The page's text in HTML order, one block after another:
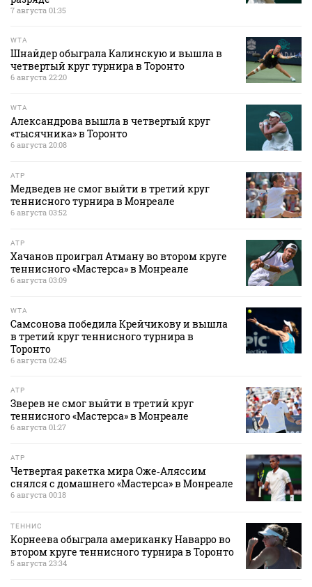
7 августа 01:35
WTA
Шнайдер обыграла Калинскую и вышла в
четвертый круг турнира в Торонто
6 августа 22:20
WTA
Александрова вышла в четвертый круг
«тысячника» в Торонто
6 августа 20:08
ATP
Медведев не смог выйти в третий круг
теннисного турнира в Монреале
6 августа 03:52
ATP
Хачанов проиграл Атману во втором круге
теннисного «Мастерса» в Монреале
6 августа 03:09
WTA
Самсонова победила Крейчикову и вышла
в третий круг теннисного турнира в
Торонто
6 августа 02:45
ATP
Зверев не смог выйти в третий круг
теннисного «Мастерса» в Монреале
6 августа 01:27
ATP
Четвертая ракетка мира Оже‑Аляссим
снялся с домашнего «Мастерса» в Монреале
6 августа 00:18
ТЕННИС
Корнеева обыграла американку Наварро во
втором круге теннисного турнира в Торонто
5 августа 23:34